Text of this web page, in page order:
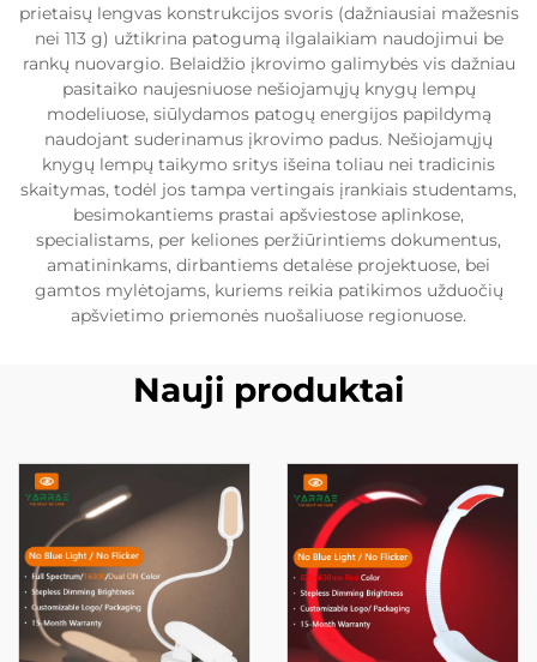
prietaisų lengvas konstrukcijos svoris (dažniausiai mažesnis
nei 113 g) užtikrina patogumą ilgalaikiam naudojimui be
rankų nuovargio. Belaidžio įkrovimo galimybės vis dažniau
pasitaiko naujesniuose nešiojamųjų knygų lempų
modeliuose, siūlydamos patogų energijos papildymą
naudojant suderinamus įkrovimo padus. Nešiojamųjų
knygų lempų taikymo sritys išeina toliau nei tradicinis
skaitymas, todėl jos tampa vertingais įrankiais studentams,
besimokantiems prastai apšviestose aplinkose,
specialistams, per keliones peržiūrintiems dokumentus,
amatininkams, dirbantiems detalėse projektuose, bei
gamtos mylėtojams, kuriems reikia patikimos užduočių
apšvietimo priemonės nuošaliuose regionuose.
Nauji produktai